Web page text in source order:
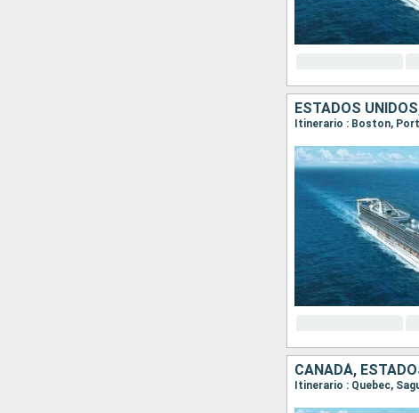
ESTADOS
Itinerario : Boston,
CANADÁ,